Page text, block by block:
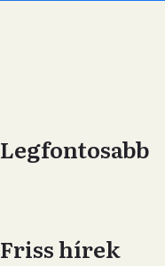
Legfontosabb
Friss hírek